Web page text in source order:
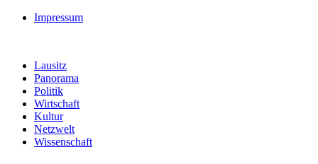
Impressum
Lausitz
Panorama
Politik
Wirtschaft
Kultur
Netzwelt
Wissenschaft